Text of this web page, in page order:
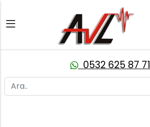
0532 625 87 71